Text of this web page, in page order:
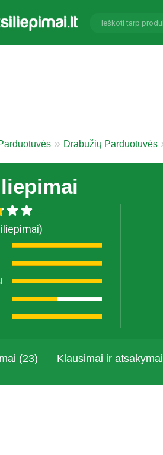
Drabužių Parduotuvės
(23) Klausimai ir atsakymai